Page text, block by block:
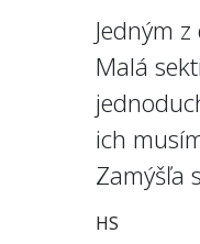
Jedným
Malá
ich
Zamýšľa
HS